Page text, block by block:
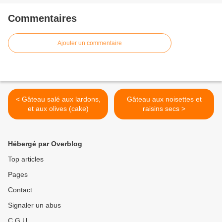
Commentaires
Ajouter un commentaire
< Gâteau salé aux lardons,
et aux olives (cake)
Gâteau aux noisettes et
raisins secs >
Hébergé par Overblog
Top articles
Pages
Contact
Signaler un abus